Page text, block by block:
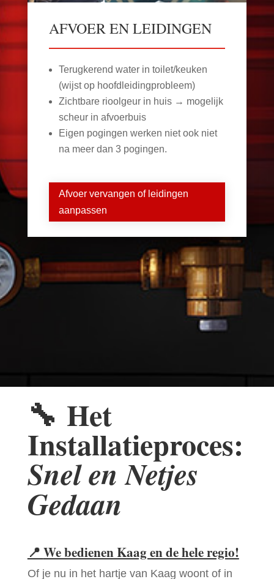
AFVOER EN LEIDINGEN
Terugkerend water in toilet/keuken
(wijst op hoofdleidingprobleem)
Zichtbare rioolgeur in huis → mogelijk
scheur in afvoerbuis
Eigen pogingen werken niet ook niet
na meer dan 3 pogingen.
Afvoer vervangen of leidingen
aanpassen
🔧 Het
Installatieproces:
Snel en Netjes
Gedaan
📍 We bedienen Kaag en de hele regio!
Of je nu in het hartje van Kaag woont of in